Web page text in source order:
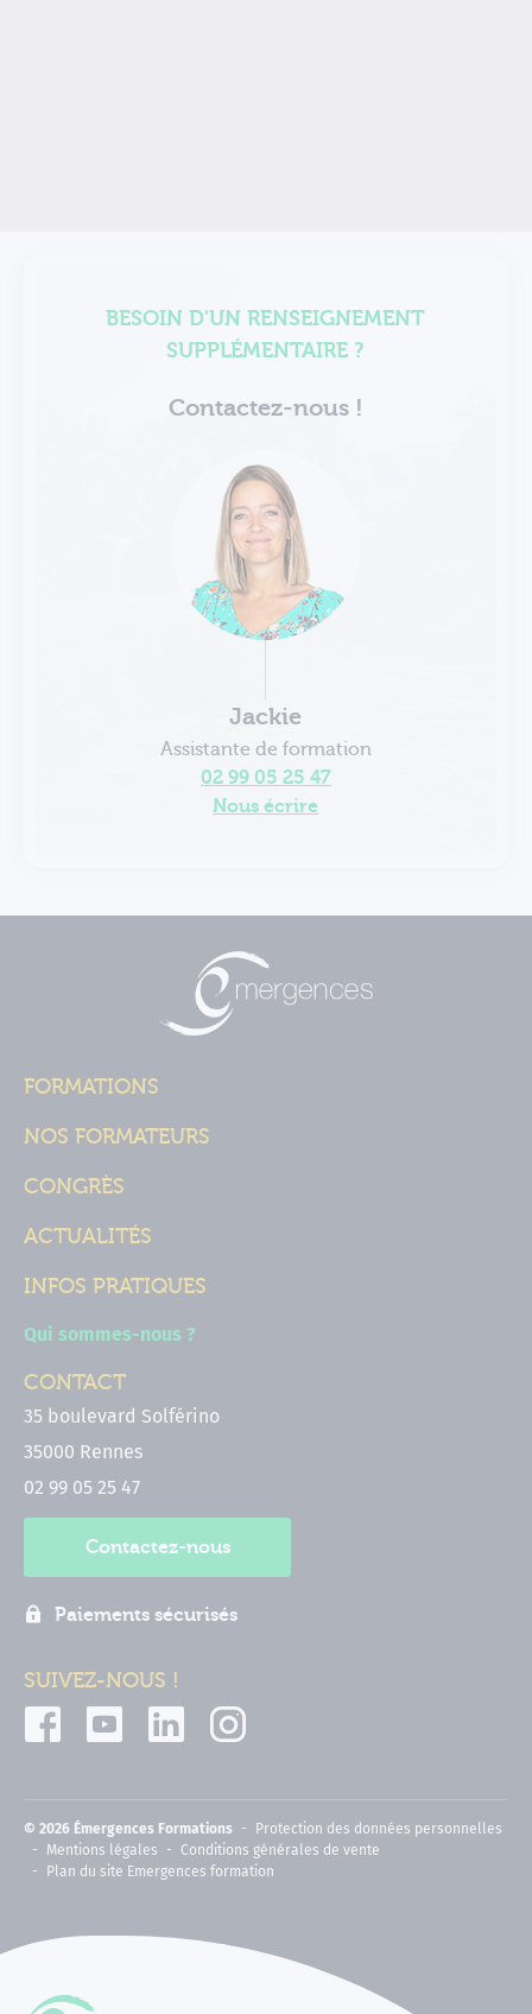
BESOIN D'UN RENSEIGNEMENT
SUPPLÉMENTAIRE ?
Contactez-nous !
Jackie
Assistante de formation
02 99 05 25 47
Nous écrire
FORMATIONS
NOS FORMATEURS
CONGRÈS
ACTUALITÉS
INFOS PRATIQUES
Qui sommes-nous ?
CONTACT
35 boulevard Solférino
35000 Rennes
02 99 05 25 47
Contactez-nous
Paiements sécurisés
SUIVEZ-NOUS !
© 2026 Émergences Formations
Protection des données personnelles
Mentions légales
Conditions générales de vente
Plan du site Emergences formation